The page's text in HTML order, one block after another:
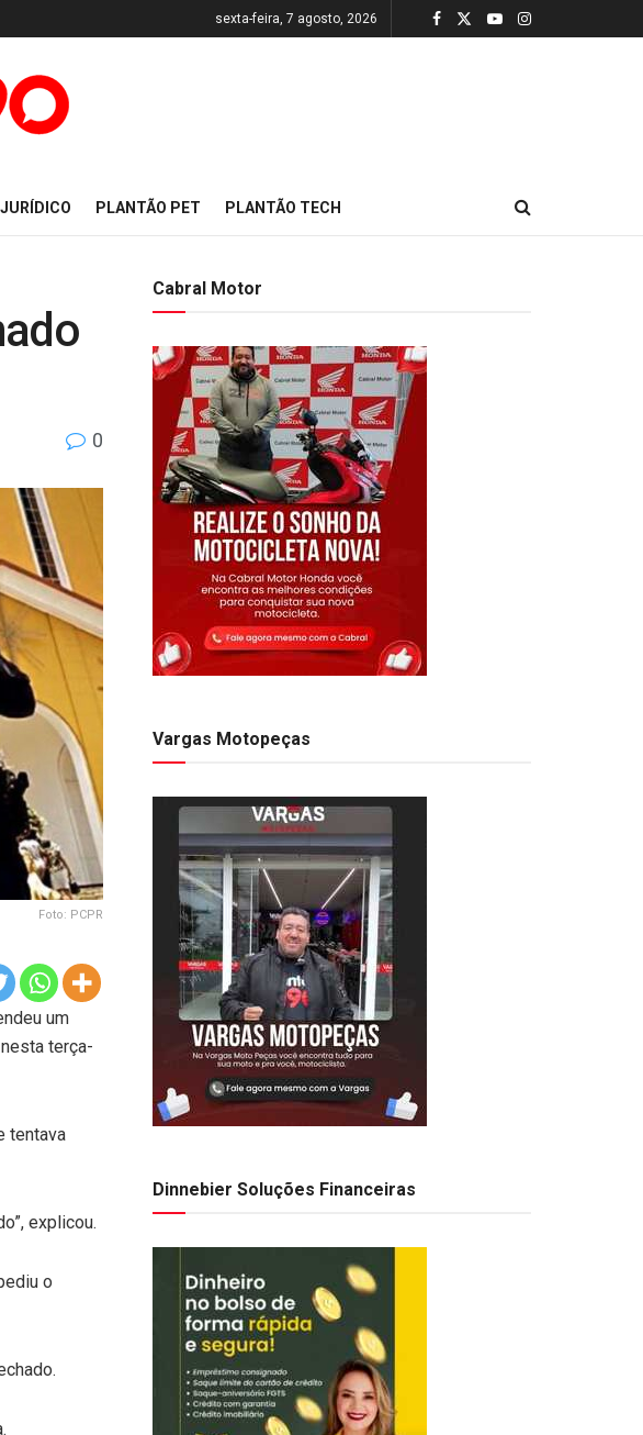
sexta-feira, 7 agosto, 2026
PLANTÃO PET PLANTÃO TECH
0
Foto: PCPR
um
terça-
tentava
explicou.
o
Cabral Motor
Vargas Motopeças
Dinnebier Soluções Financeiras